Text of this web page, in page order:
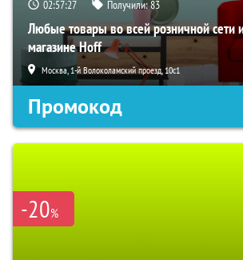
02:57:27 Получили:83
Любые товары во всей розничной сети
магазине Hoff
Москва, 1-й Волоколамский проезд, 10с1
Промокод
-20%